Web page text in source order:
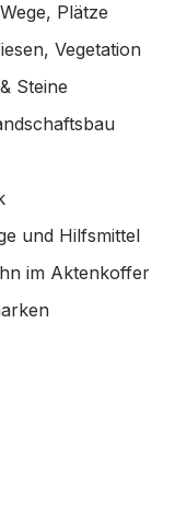
Plätze
Vegetation
Steine
und Hilfsmittel
im Aktenkoffer